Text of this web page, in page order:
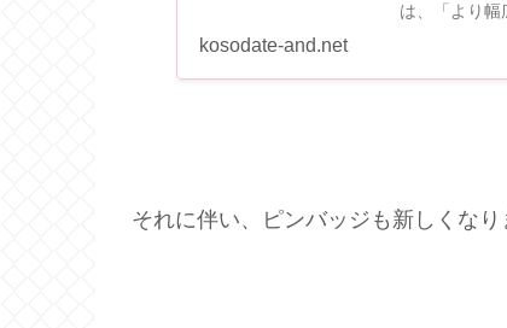
は、「より幅
kosodate-and.net
それに伴い、ピンバッジも新しくなり